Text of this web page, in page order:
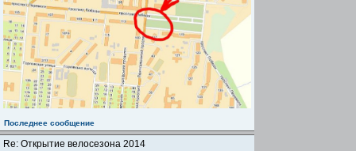
Последнее сообщение
Re: Открытие велосезона 2014